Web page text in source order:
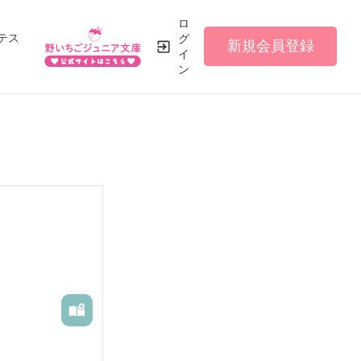
ス
ロ
グ
イ
ン
新規会員登録